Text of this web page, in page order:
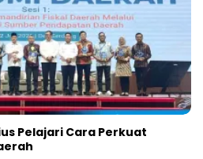
Pelajari Cara Perkuat